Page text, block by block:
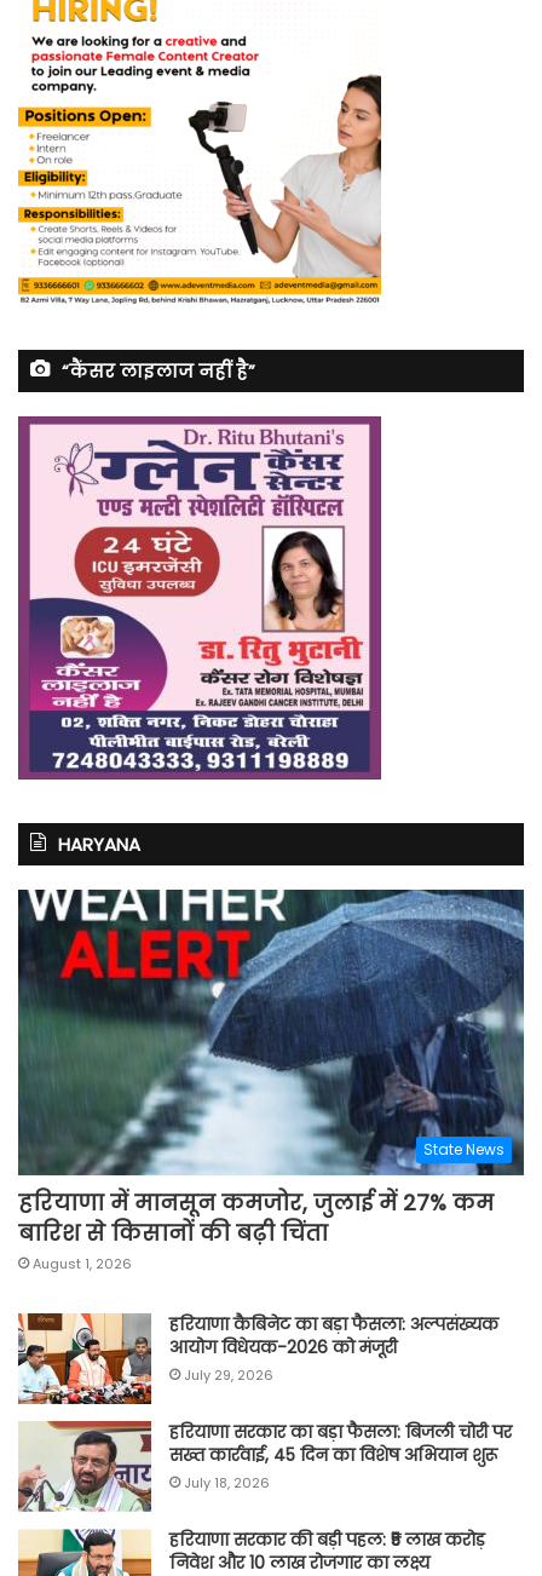
“कैंसर लाइलाज नहीं है”
HARYANA
State News
हरियाणा में मानसून कमजोर, जुलाई में 27% कम
बारिश से किसानों की बढ़ी चिंता
August 1, 2026
हरियाणा कैबिनेट का बड़ा फैसला: अल्पसंख्यक
आयोग विधेयक-2026 को मंजूरी
July 29, 2026
हरियाणा सरकार का बड़ा फैसला: बिजली चोरी पर
सख्त कार्रवाई, 45 दिन का विशेष अभियान शुरू
July 18, 2026
हरियाणा सरकार की बड़ी पहल: ₹5 लाख करोड़
निवेश और 10 लाख रोजगार का लक्ष्य